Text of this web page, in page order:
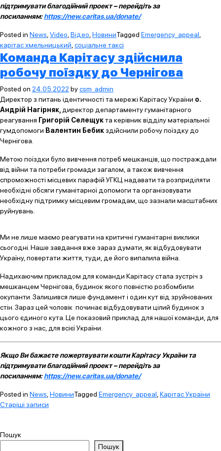
підтримувати благодійний проект – перейдіть за
посиланням:https://new.caritas.ua/donate/
Posted in News Video Відео НовиниTagged Emergency_appeal
карітас хмельницький соціальне таксі
Команда Карітасу здійснила
робочу поїздку до Чернігова
Posted on 24.05.2022 bycsm_admin
Директор з питань ідентичності та мережі Карітасу України о.
Андрій Нагірняк, директор департаменту гуманітарного
реагування Григорій Селещукта керівник відділу матеріальної
гумдопомоги Валентин Бебикздійснили робочу поїздку до
Чернігова.
Метою поїздки було вивчення потреб мешканців, що постраждали
від війни та потреби громади загалом, а також вивчення
спроможності місцевих парафій УГКЦ надавати та розприділяти
необхідні обсяги гуманітарної допомоги та організовувати
необхідну підтримку місцевим громадам, що зазнали масштабних
руйнувань.
Ми не лише маємо реагувати на критичні гуманітарні виклики
сьогодні. Наше завдання вже зараз думати, як відбудовувати
Україну, повертати життя, туди, де його випалила війна.
Надихаючим прикладом для команди Карітасу стала зустріч з
мешканцем Чернігова, будинок якого повністю розбомбили
окупанти. Залишився лише фундамент і один кут від зруйнованих
стін. Зараз цей чоловік починає відбудовувати цілий будинок з
цього єдиного кута. Це показовий приклад для нашої команди, для
кожного з нас, для всієї України.
Якщо Ви бажаєте пожертвувати кошти Карітасу України та
підтримувати благодійний проект – перейдіть за
посиланням:https://new.caritas.ua/donate/
Posted in News НовиниTagged Emergency_appeal Карітас України
Навігація
записами
Старіші записи
Пошук
Пошук